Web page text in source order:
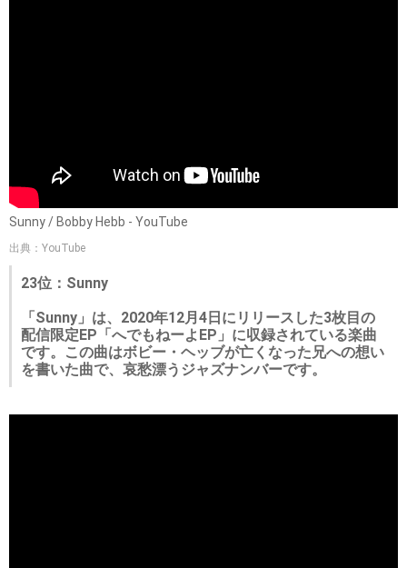
Sunny / Bobby Hebb - YouTube
出典：YouTube
23位：Sunny
「Sunny」は、2020年12月4日にリリースした3枚目の
配信限定EP「へでもねーよEP」に収録されている楽曲
です。この曲はボビー・ヘッブが亡くなった兄への想い
を書いた曲で、哀愁漂うジャズナンバーです。